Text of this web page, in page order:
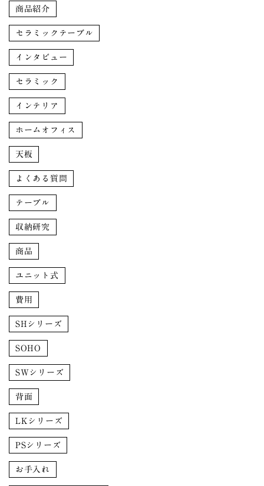
商品紹介
セラミックテーブル
インタビュー
セラミック
インテリア
ホームオフィス
天板
よくある質問
テーブル
収納研究
商品
ユニット式
費用
SHシリーズ
SOHO
SWシリーズ
背面
LKシリーズ
PSシリーズ
お手入れ